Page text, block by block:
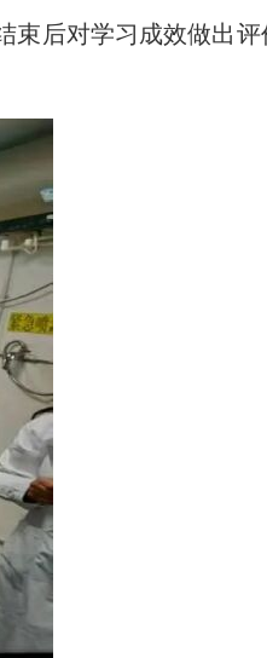
束后对学习成效做出评